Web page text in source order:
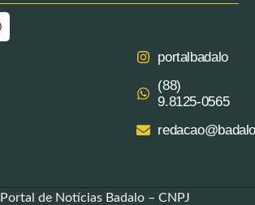
portalbadalo
(88)
9.8125‑0565‬
de Notícias Badalo – CNPJ